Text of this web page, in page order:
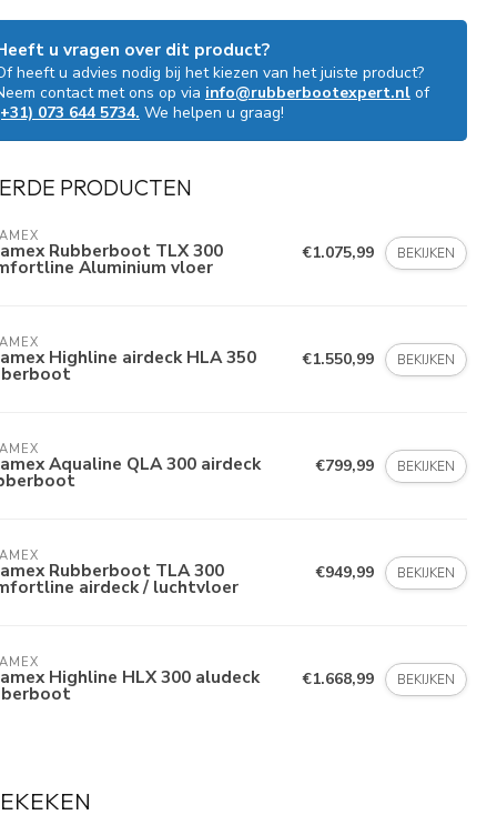
u vragen over dit product?
heeft u advies nodig bij het kiezen van het juiste product?
contact met ons op via info@rubberbootexpert.nl of
073 644 5734. We helpen u graag!
PRODUCTEN
Rubberboot TLX 300
Aluminium vloer
€1.075,99 BEKIJKEN
Highline airdeck HLA 350 €1.550,99 BEKIJKEN
Aqualine QLA 300 airdeck €799,99 BEKIJKEN
Rubberboot TLA 300
airdeck / luchtvloer
€949,99 BEKIJKEN
Highline HLX 300 aludeck €1.668,99 BEKIJKEN